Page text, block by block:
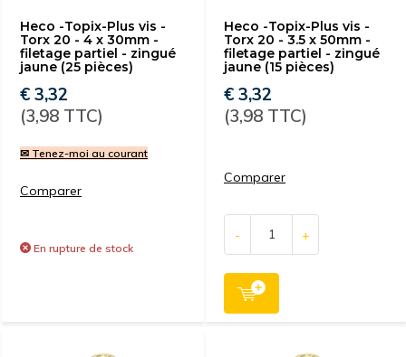
Heco -Topix-Plus vis -
Torx 20 - 4 x 30mm -
filetage partiel - zingué
jaune (25 pièces)
€ 3,32
(3,98 TTC)
✉ Tenez-moi au courant
Comparer
En rupture de stock
Heco -Topix-Plus vis -
Torx 20 - 3.5 x 50mm -
filetage partiel - zingué
jaune (15 pièces)
€ 3,32
(3,98 TTC)
Comparer
- +